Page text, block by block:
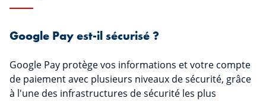
Google Pay est-il sécurisé ?
Google Pay protège vos informations et votre compte
de paiement avec plusieurs niveaux de sécurité, grâce
à l'une des infrastructures de sécurité les plus